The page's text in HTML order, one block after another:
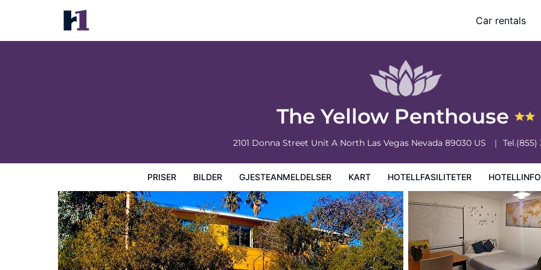
Car rentals
The Yellow Penthouse
2101 Donna Street Unit A North Las Vegas Nevada 89030 US Tel.(855)
PRISER BILDER GJESTEANMELDELSER KART HOTELLFASILITETER
The Yellow Penthouse
Priser